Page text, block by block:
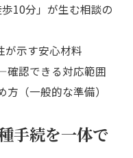
10分」が生む相談の
が示す安心材料
確認できる対応範囲
（一般的な準備）
手続を一体で